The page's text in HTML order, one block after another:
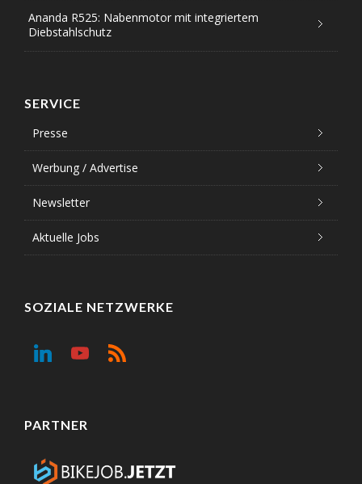
Ananda R525: Nabenmotor mit integriertem
Diebstahlschutz
SERVICE
Presse
Werbung / Advertise
Newsletter
Aktuelle Jobs
SOZIALE NETZWERKE
PARTNER